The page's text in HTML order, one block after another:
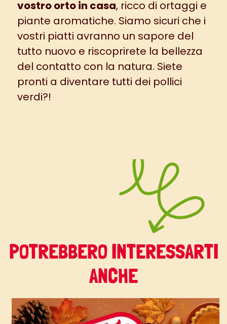
vostro orto in casa, ricco di ortaggi e
piante aromatiche. Siamo sicuri che i
vostri piatti avranno un sapore del
tutto nuovo e riscoprirete la bellezza
del contatto con la natura. Siete
pronti a diventare tutti dei pollici
verdi?!
POTREBBERO INTERESSARTI
ANCHE